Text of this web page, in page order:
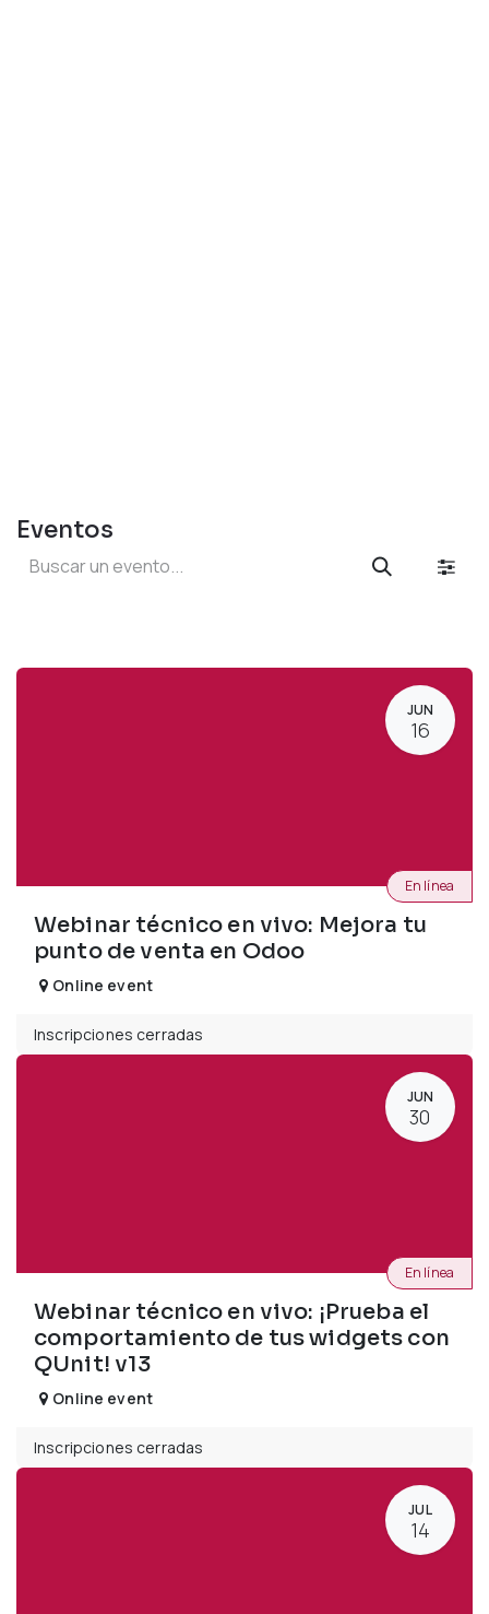
Eventos
JUN
16
Webinar técnico en vivo: Mejora tu
punto de venta en Odoo
En línea
Online event
Inscripciones cerradas
JUN
30
Webinar técnico en vivo: ¡Prueba el
comportamiento de tus widgets con
QUnit! v13
En línea
Online event
Inscripciones cerradas
JUL
14